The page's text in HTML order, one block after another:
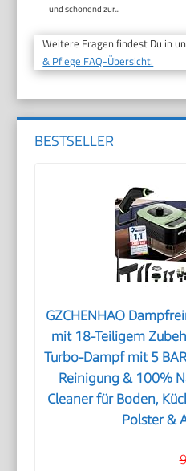
und schonend zur...
Weitere Fragen findest Du in
& Pflege FAQ-Übersicht.
BESTSELLER
GZCHENHAO
mit 18-Teiligem
Turbo-Dampf mit 5
Reinigung & 100%
Cleaner für Boden,
Polster &